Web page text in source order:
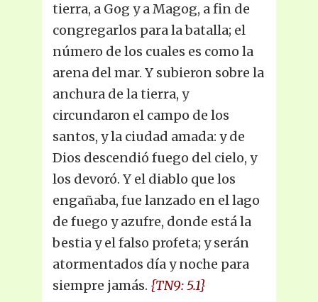
tierra, a Gog y a Magog, a fin de
congregarlos para la batalla; el
número de los cuales es como la
arena del mar. Y subieron sobre la
anchura de la tierra, y
circundaron el campo de los
santos, y la ciudad amada: y de
Dios descendió fuego del cielo, y
los devoró. Y el diablo que los
engañaba, fue lanzado en el lago
de fuego y azufre, donde está la
bestia y el falso profeta; y serán
atormentados día y noche para
siempre jamás. {TN9: 5.1}